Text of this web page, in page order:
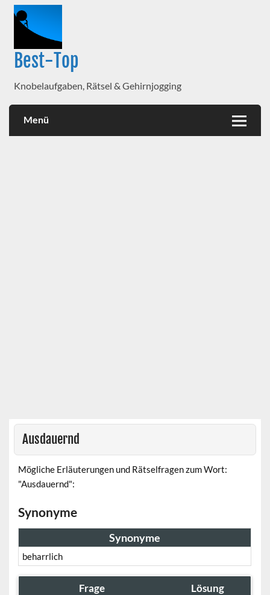
Best-Top
Knobelaufgaben, Rätsel & Gehirnjogging
Menü
Ausdauernd
Mögliche Erläuterungen und Rätselfragen zum Wort:
"Ausdauernd":
Synonyme
Synonyme
beharrlich
Frage Lösung